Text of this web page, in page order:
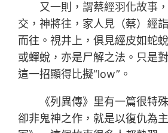
又一則，謂蔡經羽化故事
交，神將往，家人見（蔡）經
而往。視井上，俱見經皮如蛇
或蟬蛻，亦是尸解之法。只是對
這一招顯得比擬“low”。
《列異傳》里有一篇很特
卻非鬼神之作，就是以復仇為